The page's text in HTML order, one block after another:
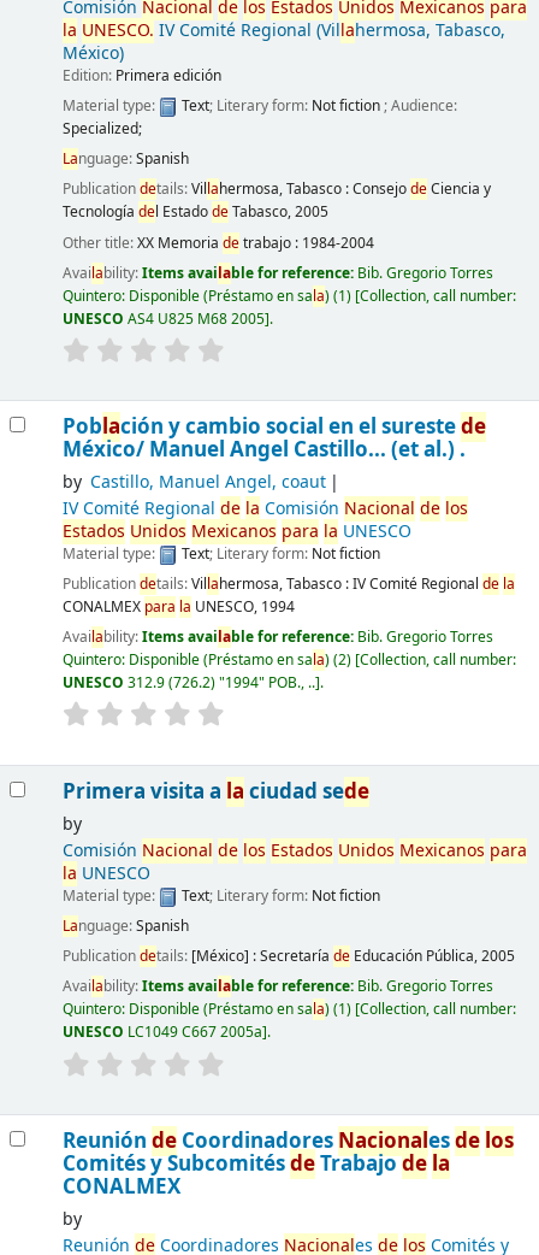
Comisión Nacional de los Estados Unidos Mexicanos para
la UNESCO. IV Comité Regional (Villahermosa, Tabasco,
México)
Edition: Primera edición
Material type:
Text; Literary form: Not fiction; Audience:
Specialized;
Language:Spanish
Publicationdetails:Villahermosa, Tabasco :ConsejodeCiencia y
Tecnología del EstadodeTabasco,2005
Other title:XX Memoria detrabajo : 1984-2004
Availability:Items available for reference: Bib. Gregorio Torres
Quintero: Disponible (Préstamo en sala)(1) Collection, call number:
UNESCO AS4 U825 M68 2005 .
Población y cambio social en el surestede
México/ Manuel Angel Castillo... (et al.) .
by Castillo, Manuel Angel, coaut
IV Comité Regional de la Comisión Nacional de los
Estados Unidos Mexicanos para la UNESCO
Material type: Text; Literary form: Not fiction
Publicationdetails:Villahermosa, Tabasco :IV Comité Regional de la
CONALMEX para la UNESCO, 1994
Availability:Items available for reference: Bib. Gregorio Torres
Quintero: Disponible (Préstamo en sala)(2) Collection, call number:
UNESCO 312.9 (726.2) "1994" POB., .. .
Primera visita a la ciudad sede
by
Comisión Nacional de los Estados Unidos Mexicanos para
la UNESCO
Material type: Text; Literary form: Not fiction
Language:Spanish
Publicationdetails: [México] :Secretaría deEducación Pública,2005
Availability:Items available for reference: Bib. Gregorio Torres
Quintero: Disponible (Préstamo en sala)(1) Collection, call number:
UNESCO LC1049 C667 2005a .
Reunión deCoordinadores Nacionalesde los
Comités y SubcomitésdeTrabajode la
CONALMEX
by
Reunión deCoordinadores Nacionales de los Comités y